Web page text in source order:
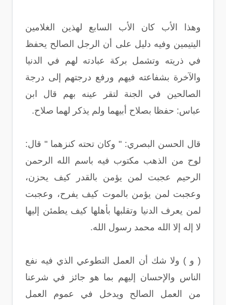
وهذا الأب كان الأب السابع لهذين الغلامين
اليتيمين وفيه دليل على أن الرجل الصالح يحفظ
في ذريته وتشمل بركة عبادته لهم في الدنيا
والآخرة بشفاعته فيهم ورفع درجتهم إلى درجة
الصالحين في الجنة لتقر عينه بهم قال ابن
عباس: حفظا بصلاح أبيهما ولم يذكر لهما صلاح.
قال الحسن البصري: " وكان تحته كنزهما " قال:
لوح من الذهب مكتوب فيه باسم الله الرحمن
الرحيم عجبت لمن يؤمن بالقدر كيف يحزن،
وعجبت لمن يؤمن بالموت كيف يفرح، وعجبت
لمن يعرف الدنيا وتقلبها بأهلها كيف يطمئن إليها
لا إله إلا الله محمد رسول الله.
( و ) ولا شك أن العمل التطوعي الذي فيه نفع
الناس والإحسان إليهم بما هو جائز في شرعنا
من العمل الصالح ويدخل في عموم العمل